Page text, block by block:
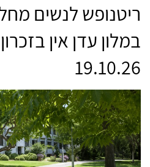
ריטנופש לנשים
במלון עדן אין
19.10.26